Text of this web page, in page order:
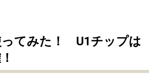
ってみた！ U1チップは